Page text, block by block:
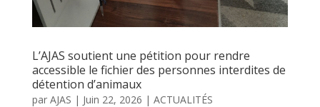
L’AJAS soutient une pétition pour rendre
accessible le fichier des personnes interdites de
détention d’animaux
par AJAS | Juin 22, 2026 | ACTUALITÉS